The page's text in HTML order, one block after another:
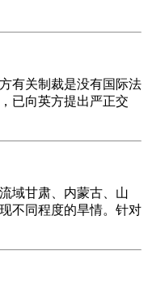
有关制裁是没有国际法
已向英方提出严正交
域甘肃、内蒙古、山
不同程度的旱情。针对